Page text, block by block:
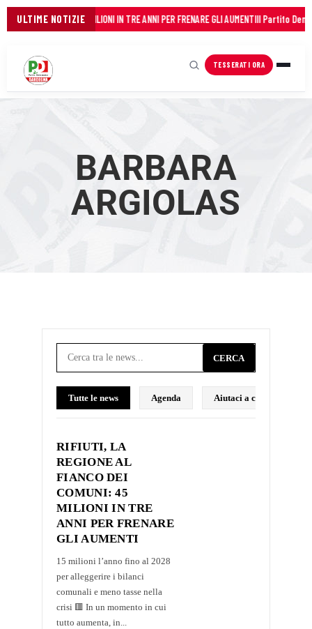
ULTIME NOTIZIE
DEI COMUNI: 45 MILIONI IN TRE ANNI PER FRENARE GLI AUMENTIIl Partito
TESSERATI ORA
BARBARA
ARGIOLAS
CERCA
Tutte le news Agenda Aiutaci a costruire il
RIFIUTI, LA
REGIONE AL
FIANCO DEI
COMUNI: 45
MILIONI IN TRE
ANNI PER FRENARE
GLI AUMENTI
15 milioni l’anno fino al 2028
per alleggerire i bilanci
comunali e meno tasse nella
crisi 🟥 In un momento in cui
tutto aumenta, in...